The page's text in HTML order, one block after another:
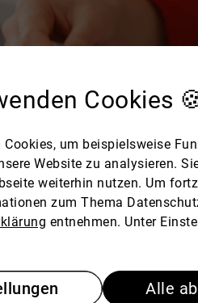
Cookies
Cookies, um beispielsweise
Website zu analysieren.
weiterhin nutzen. Um
zum Thema
entnehmen. Unter
Alle